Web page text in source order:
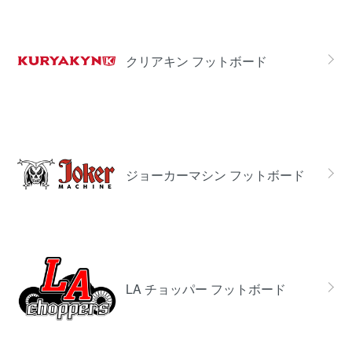
クリアキン フットボード
ジョーカーマシン フットボード
LA チョッパー フットボード